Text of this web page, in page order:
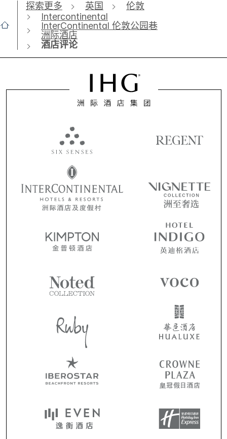
探索更多 英国
伦敦
Intercontinental
InterContinental 伦敦公园巷
洲际酒店
酒店评论